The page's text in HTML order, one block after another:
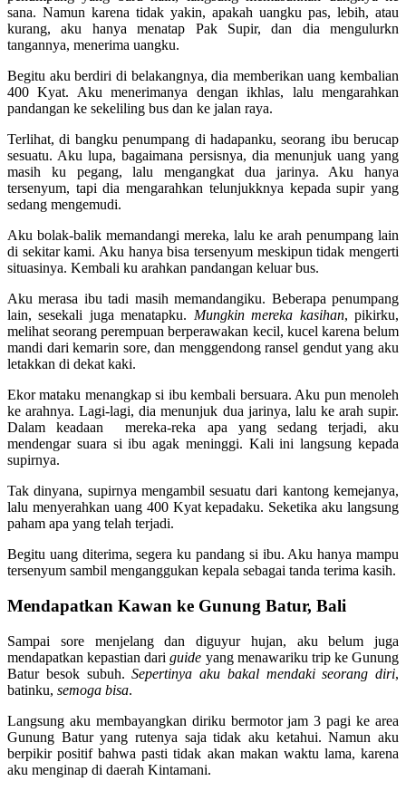
sana. Namun karena tidak yakin, apakah uangku pas, lebih, atau
kurang, aku hanya menatap Pak Supir, dan dia mengulurkn
tangannya, menerima uangku.
Begitu aku berdiri di belakangnya, dia memberikan uang kembalian
400 Kyat. Aku menerimanya dengan ikhlas, lalu mengarahkan
pandangan ke sekeliling bus dan ke jalan raya.
Terlihat, di bangku penumpang di hadapanku, seorang ibu berucap
sesuatu. Aku lupa, bagaimana persisnya, dia menunjuk uang yang
masih ku pegang, lalu mengangkat dua jarinya. Aku hanya
tersenyum, tapi dia mengarahkan telunjukknya kepada supir yang
sedang mengemudi.
Aku bolak-balik memandangi mereka, lalu ke arah penumpang lain
di sekitar kami. Aku hanya bisa tersenyum meskipun tidak mengerti
situasinya. Kembali ku arahkan pandangan keluar bus.
Aku merasa ibu tadi masih memandangiku. Beberapa penumpang
lain, sesekali juga menatapku. Mungkin mereka kasihan, pikirku,
melihat seorang perempuan berperawakan kecil, kucel karena belum
mandi dari kemarin sore, dan menggendong ransel gendut yang aku
letakkan di dekat kaki.
Ekor mataku menangkap si ibu kembali bersuara. Aku pun menoleh
ke arahnya. Lagi-lagi, dia menunjuk dua jarinya, lalu ke arah supir.
Dalam keadaan mereka-reka apa yang sedang terjadi, aku
mendengar suara si ibu agak meninggi. Kali ini langsung kepada
supirnya.
Tak dinyana, supirnya mengambil sesuatu dari kantong kemejanya,
lalu menyerahkan uang 400 Kyat kepadaku. Seketika aku langsung
paham apa yang telah terjadi.
Begitu uang diterima, segera ku pandang si ibu. Aku hanya mampu
tersenyum sambil menganggukan kepala sebagai tanda terima kasih.
Mendapatkan Kawan ke Gunung Batur, Bali
Sampai sore menjelang dan diguyur hujan, aku belum juga
mendapatkan kepastian dariguide yang menawariku trip ke Gunung
Batur besok subuh.Sepertinya aku bakal mendaki seorang diri,
batinku, semoga bisa.
Langsung aku membayangkan diriku bermotor jam 3 pagi ke area
Gunung Batur yang rutenya saja tidak aku ketahui. Namun aku
berpikir positif bahwa pasti tidak akan makan waktu lama, karena
aku menginap di daerah Kintamani.